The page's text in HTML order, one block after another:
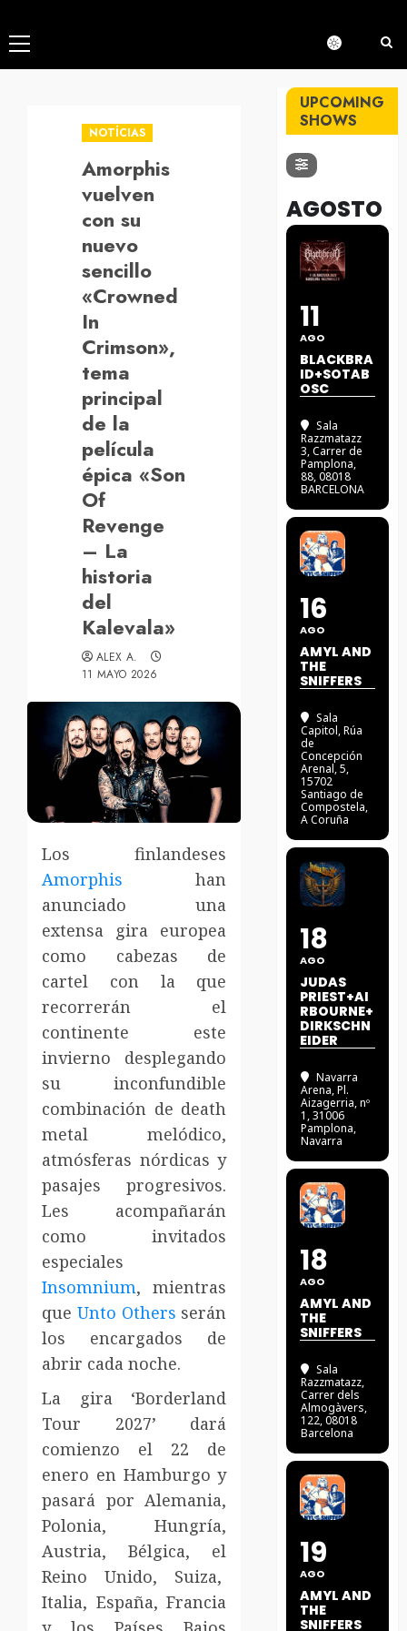
Menú
principal
NOTÍCIAS
Amorphis
vuelven
con su
nuevo
sencillo
«Crowned
In
Crimson»,
tema
principal
de la
película
épica «Son
Of
Revenge
– La
historia
del
Kalevala»
ALEX A.
11 MAYO 2026
Los finlandeses
Amorphis han
anunciado una
extensa gira europea
como cabezas de
cartel con la que
recorrerán el
continente este
invierno desplegando
su inconfundible
combinación de death
metal melódico,
atmósferas nórdicas y
pasajes progresivos.
Les acompañarán
como invitados
especiales
Insomnium, mientras
que Unto Others serán
los encargados de
abrir cada noche.
La gira ‘Borderland
Tour 2027’ dará
comienzo el 22 de
enero en Hamburgo y
pasará por Alemania,
Polonia, Hungría,
Austria, Bélgica, el
Reino Unido, Suiza,
Italia, España, Francia
UPCOMING
SHOWS
AGOSTO
11
AGO
BLACKBRA
ID+SOTAB
OSC
Sala
Razzmatazz
3, Carrer de
Pamplona,
88, 08018
BARCELONA
16
AGO
AMYL AND
THE
SNIFFERS
Sala
Capitol, Rúa
de
Concepción
Arenal, 5,
15702
Santiago de
Compostela,
A Coruña
18
AGO
JUDAS
PRIEST+AI
RBOURNE+
DIRKSCHN
EIDER
Navarra
Arena, Pl.
Aizagerria, nº
1, 31006
Pamplona,
Navarra
18
AGO
AMYL AND
THE
SNIFFERS
Sala
Razzmatazz,
Carrer dels
Almogàvers,
122, 08018
Barcelona
19
AGO
AMYL AND
THE
SNIFFERS